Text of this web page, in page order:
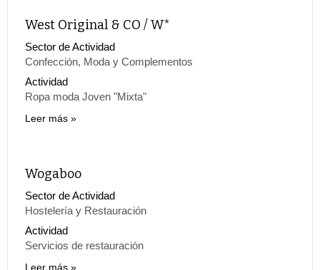
West Original & CO / W*
Sector de Actividad
Confección, Moda y Complementos
Actividad
Ropa moda Joven "Mixta"
Leer más
Wogaboo
Sector de Actividad
Hostelería y Restauración
Actividad
Servicios de restauración
Leer más